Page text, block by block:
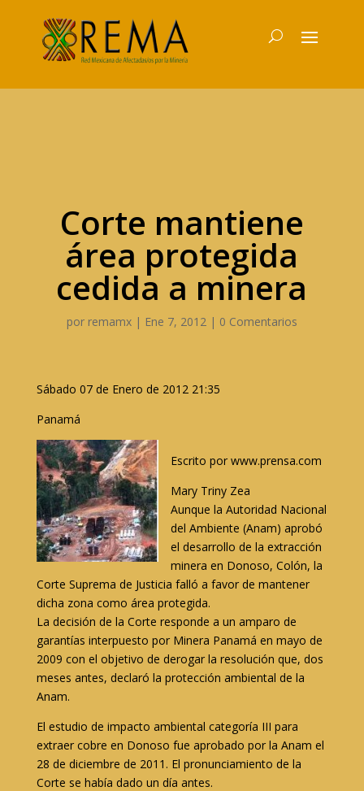
Corte mantiene
área protegida
cedida a minera
por remamx| Ene 7, 2012| 0 Comentarios
Sábado 07 de Enero de 2012 21:35
Panamá
Escrito por www.prensa.com
Mary Triny Zea
Aunque la Autoridad Nacional
del Ambiente (Anam) aprobó
el desarrollo de la extracción
minera en Donoso, Colón, la
Corte Suprema de Justicia falló a favor de mantener
dicha zona como área protegida.
La decisión de la Corte responde a un amparo de
garantías interpuesto por Minera Panamá en mayo de
2009 con el objetivo de derogar la resolución que, dos
meses antes, declaró la protección ambiental de la
Anam.
El estudio de impacto ambiental categoría III para
extraer cobre en Donoso fue aprobado por la Anam el
28 de diciembre de 2011. El pronunciamiento de la
Corte se había dado un día antes.